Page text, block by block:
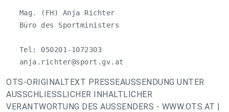
   Mag. (FH) Anja Richter
   Büro des Sportministers
   Tel: 050201-1072303
anja.richter@sport.gv.at
OTS-ORIGINALTEXT PRESSEAUSSENDUNG UNTER
AUSSCHLIESSLICHER INHALTLICHER
VERANTWORTUNG DES AUSSENDERS - WWW.OTS.AT |